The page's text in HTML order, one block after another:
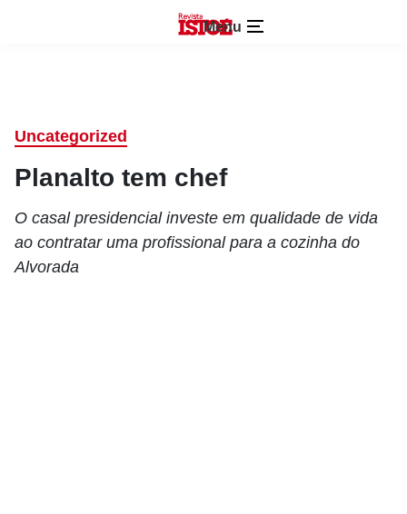
Menu
Uncategorized
Planalto tem chef
O casal presidencial investe em qualidade de vida
ao contratar uma profissional para a cozinha do
Alvorada